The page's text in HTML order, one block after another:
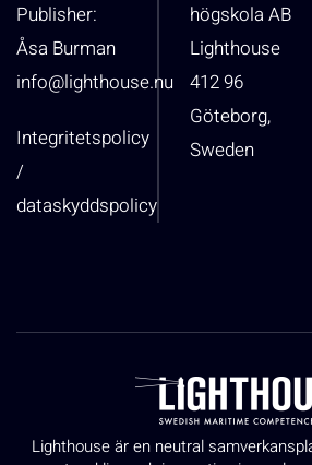
Publisher:
Åsa Burman
info@lighthouse.nu
Integritetspolicy
/
dataskyddspolicy
högskola AB
Lighthouse
412 96
Göteborg,
Sweden
Lighthouse är en neutral